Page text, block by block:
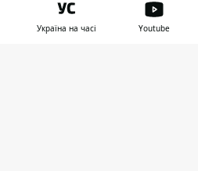
Україна на часі Youtube